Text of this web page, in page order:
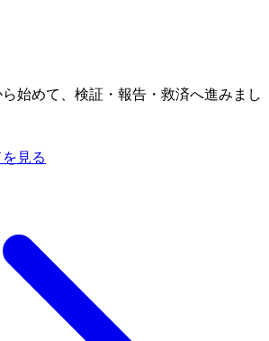
始めて、検証・報告・救済へ進みまし
見る